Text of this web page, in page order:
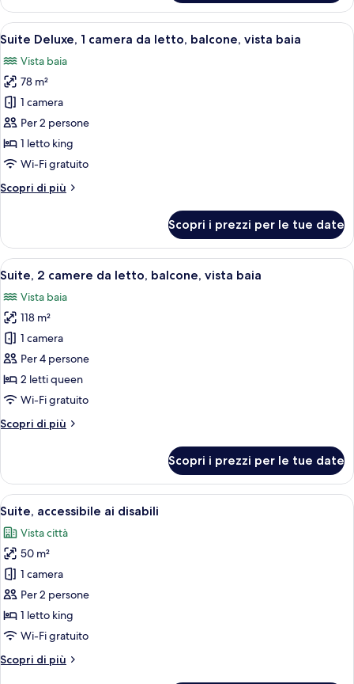
vista
baia
1
camera
da
balcone,
vista
baia
Apri
tutte
le
foto
per
Suite
Deluxe,
1
camera
da
vista
baia
Una camera d'hotel moderna con
6
Suite Deluxe, 1 camera da letto, balcone, vista baia
Vista baia
78 m²
1 camera
Per 2 persone
1 letto king
Wi-Fi gratuito
Scopri di più
Altri
Deluxe,
camera
letto,
balcone,
vista
baia
Scopri i prezzi per le tue date
Apri
tutte
le
foto
per
Suite,
2
camere
letto,
baia
Una camera d'hotel moderna con
6
Suite, 2 camere da letto, balcone, vista baia
Vista baia
118 m²
1 camera
Per 4 persone
2 letti queen
Wi-Fi gratuito
Scopri di più
Altri
2
camere
da
balcone,
vista
baia
Scopri i prezzi per le tue date
Apri
tutte
le
foto
per
Suite,
accessibile
ai
Una stanza con un letto grande, un
4
Suite, accessibile ai disabili
Vista città
50 m²
1 camera
Per 2 persone
1 letto king
Wi-Fi gratuito
Scopri di più
Altri